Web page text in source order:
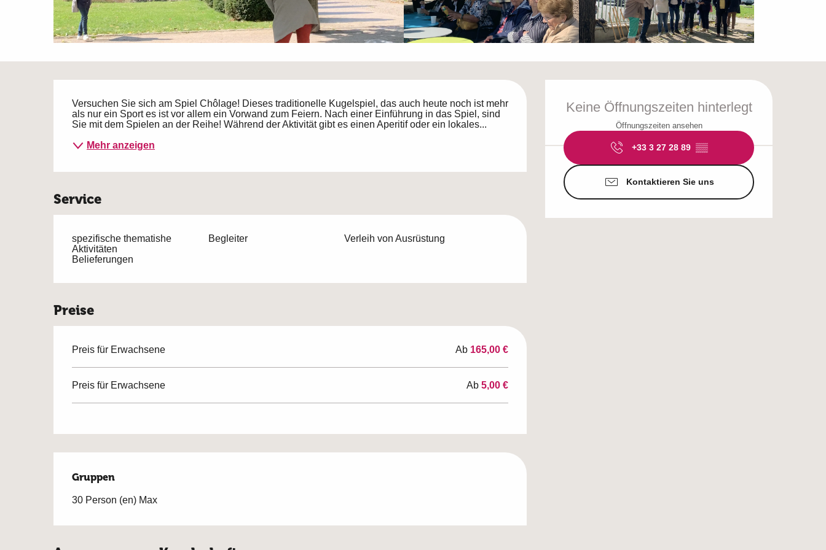
Öffnungszeiten &
Keine Öffnungszeiten hinterlegt
Öffnungszeiten ansehen
+33 3 27 28 89 ▒▒
Kontaktieren Sie uns
Beschreibung
Versuchen Sie sich am Spiel Chôlage! Dieses traditionelle Kugelspiel, das auch heute noch ist mehr
als nur ein Sport es ist vor allem ein Vorwand zum Feiern. Nach einer Einführung in das Spiel, sind
Sie mit dem Spielen an der Reihe! Während der Aktivität gibt es einen Aperitif oder ein lokales...
Mehr anzeigen
Service
spezifische thematishe
Aktivitäten
Begleiter
Verleih von Ausrüstung
Belieferungen
Preise
Preis für Erwachsene Ab 165,00 €
Preis für Erwachsene Ab5,00 €
Gruppen
Gruppen
30 Person (en) Max